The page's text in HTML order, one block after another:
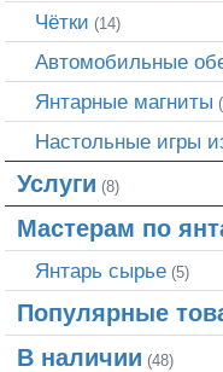
Чётки (14)
Автомобильные
Янтарные магниты
Настольные игры
Услуги (8)
Мастерам по
Янтарь сырье (5)
Популярные
В наличии (48)